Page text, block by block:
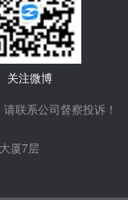
关注微博
联系公司督察投诉！
厦7层